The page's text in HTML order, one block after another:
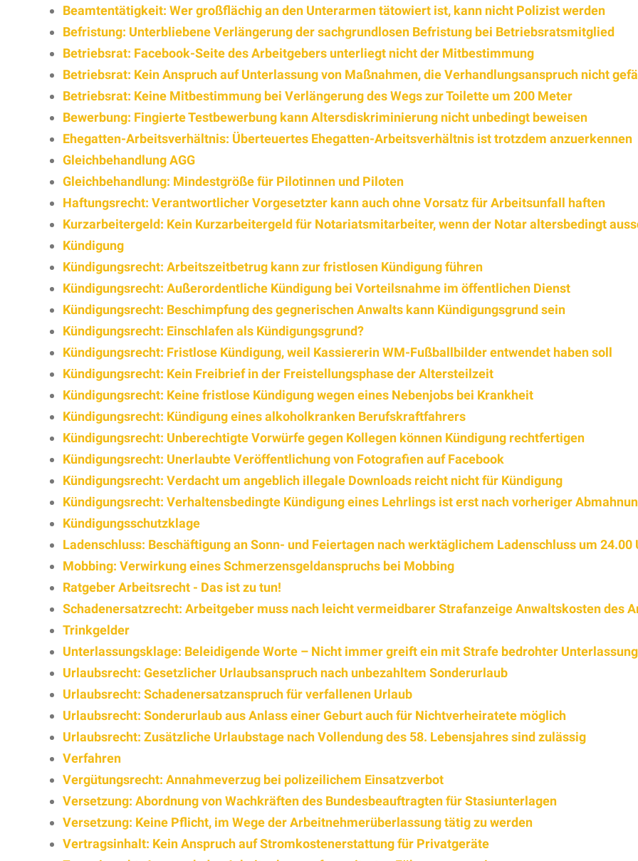
Beamtentätigkeit: Wer großflächig an den Unterarmen tätowiert ist, kann nicht Polizist werden
Befristung: Unterbliebene Verlängerung der sachgrundlosen Befristung bei Betriebsratsmitglied
Betriebsrat: Facebook-Seite des Arbeitgebers unterliegt nicht der Mitbestimmung
Betriebsrat: Kein Anspruch auf Unterlassung von Maßnahmen, die Verhandlungsanspruch nicht
Betriebsrat: Keine Mitbestimmung bei Verlängerung des Wegs zur Toilette um 200 Meter
Bewerbung: Fingierte Testbewerbung kann Altersdiskriminierung nicht unbedingt beweisen
Ehegatten-Arbeitsverhältnis: Überteuertes Ehegatten-Arbeitsverhältnis ist trotzdem anzuerkennen
Gleichbehandlung AGG
Gleichbehandlung: Mindestgröße für Pilotinnen und Piloten
Haftungsrecht: Verantwortlicher Vorgesetzter kann auch ohne Vorsatz für Arbeitsunfall haften
Kurzarbeitergeld: Kein Kurzarbeitergeld für Notariatsmitarbeiter, wenn der Notar altersbedingt
Kündigung
Kündigungsrecht: Arbeitszeitbetrug kann zur fristlosen Kündigung führen
Kündigungsrecht: Außerordentliche Kündigung bei Vorteilsnahme im öffentlichen Dienst
Kündigungsrecht: Beschimpfung des gegnerischen Anwalts kann Kündigungsgrund sein
Kündigungsrecht: Einschlafen als Kündigungsgrund?
Kündigungsrecht: Fristlose Kündigung, weil Kassiererin WM-Fußballbilder entwendet haben soll
Kündigungsrecht: Kein Freibrief in der Freistellungsphase der Altersteilzeit
Kündigungsrecht: Keine fristlose Kündigung wegen eines Nebenjobs bei Krankheit
Kündigungsrecht: Kündigung eines alkoholkranken Berufskraftfahrers
Kündigungsrecht: Unberechtigte Vorwürfe gegen Kollegen können Kündigung rechtfertigen
Kündigungsrecht: Unerlaubte Veröffentlichung von Fotografien auf Facebook
Kündigungsrecht: Verdacht um angeblich illegale Downloads reicht nicht für Kündigung
Kündigungsrecht: Verhaltensbedingte Kündigung eines Lehrlings ist erst nach vorheriger
Kündigungsschutzklage
Ladenschluss: Beschäftigung an Sonn- und Feiertagen nach werktäglichem Ladenschluss um 24.00
Mobbing: Verwirkung eines Schmerzensgeldanspruchs bei Mobbing
Ratgeber Arbeitsrecht - Das ist zu tun!
Schadenersatzrecht: Arbeitgeber muss nach leicht vermeidbarer Strafanzeige Anwaltskosten des
Trinkgelder
Unterlassungsklage: Beleidigende Worte – Nicht immer greift ein mit Strafe bedrohter
Urlaubsrecht: Gesetzlicher Urlaubsanspruch nach unbezahltem Sonderurlaub
Urlaubsrecht: Schadenersatzanspruch für verfallenen Urlaub
Urlaubsrecht: Sonderurlaub aus Anlass einer Geburt auch für Nichtverheiratete möglich
Urlaubsrecht: Zusätzliche Urlaubstage nach Vollendung des 58. Lebensjahres sind zulässig
Verfahren
Vergütungsrecht: Annahmeverzug bei polizeilichem Einsatzverbot
Versetzung: Abordnung von Wachkräften des Bundesbeauftragten für Stasiunterlagen
Versetzung: Keine Pflicht, im Wege der Arbeitnehmerüberlassung tätig zu werden
Vertragsinhalt: Kein Anspruch auf Stromkostenerstattung für Privatgeräte